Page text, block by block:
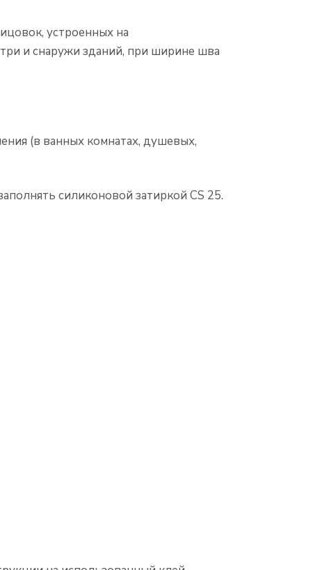
устроенных на
и снаружи зданий, при ширине шва
(в ванных комнатах, душевых,
силиконовой затиркой CS 25.